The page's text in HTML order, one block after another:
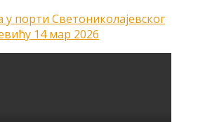
порти Светониколајевског
14 мар 2026